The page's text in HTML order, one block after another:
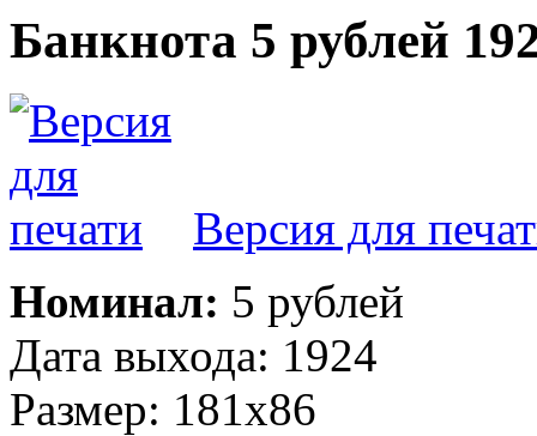
Банкнота 5 рублей
Версия для
Номинал: 5 рублей
Дата выхода: 1924
Размер: 181х86